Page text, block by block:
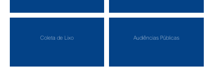
Coleta de Lixo Audiências Públicas